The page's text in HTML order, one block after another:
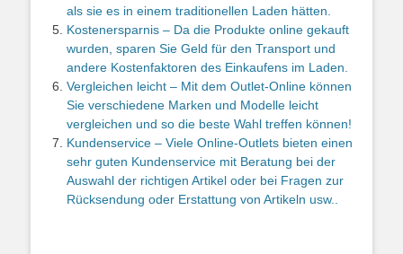
als sie es in einem traditionellen Laden hätten.
Kostenersparnis – Da die Produkte online gekauft
wurden, sparen Sie Geld für den Transport und
andere Kostenfaktoren des Einkaufens im Laden.
Vergleichen leicht – Mit dem Outlet-Online können
Sie verschiedene Marken und Modelle leicht
vergleichen und so die beste Wahl treffen können!
Kundenservice – Viele Online-Outlets bieten einen
sehr guten Kundenservice mit Beratung bei der
Auswahl der richtigen Artikel oder bei Fragen zur
Rücksendung oder Erstattung von Artikeln usw..